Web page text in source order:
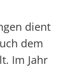
dient
dem
Im Jahr